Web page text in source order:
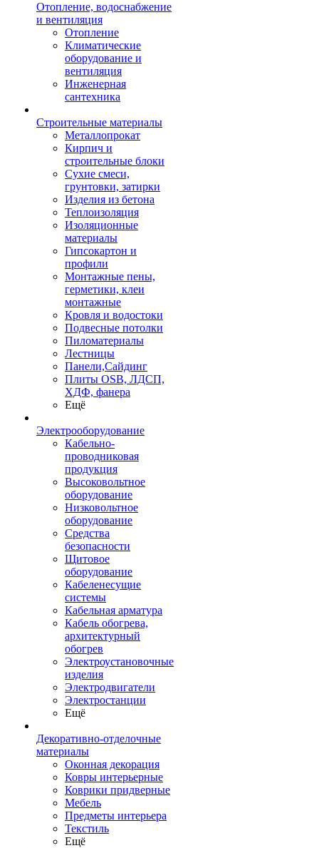
Отопление, водоснабжение
и вентиляция
Отопление
Климатические
оборудование и
вентиляция
Инженерная
сантехника
Строительные материалы
Металлопрокат
Кирпич и
строительные блоки
Сухие смеси,
грунтовки, затирки
Изделия из бетона
Теплоизоляция
Изоляционные
материалы
Гипсокартон и
профили
Монтажные пены,
герметики, клеи
монтажные
Кровля и водостоки
Подвесные потолки
Пиломатериалы
Лестницы
Панели,Сайдинг
Плиты OSB, ЛДСП,
ХДФ, фанера
Ещё
Электрооборудование
Кабельно-
проводниковая
продукция
Высоковольтное
оборудование
Низковольтное
оборудование
Средства
безопасности
Щитовое
оборудование
Кабеленесущие
системы
Кабельная арматура
Кабель обогрева,
архитектурный
обогрев
Электроустановочные
изделия
Электродвигатели
Электростанции
Ещё
Декоративно-отделочные
материалы
Оконная декорация
Ковры интерьерные
Коврики придверные
Мебель
Предметы интерьера
Текстиль
Ещё